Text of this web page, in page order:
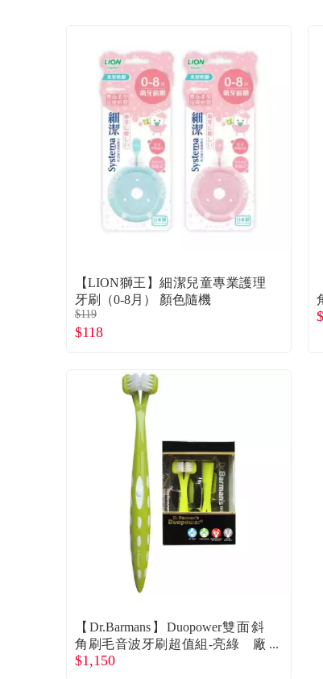
【LION獅王】細潔兒童專業護理
牙刷（0-8月） 顏色隨機
$119
$118
【Dr.Barmans】Duopower雙面斜
角刷毛音波牙刷超值組-亮綠 廠
商直送
$1,150